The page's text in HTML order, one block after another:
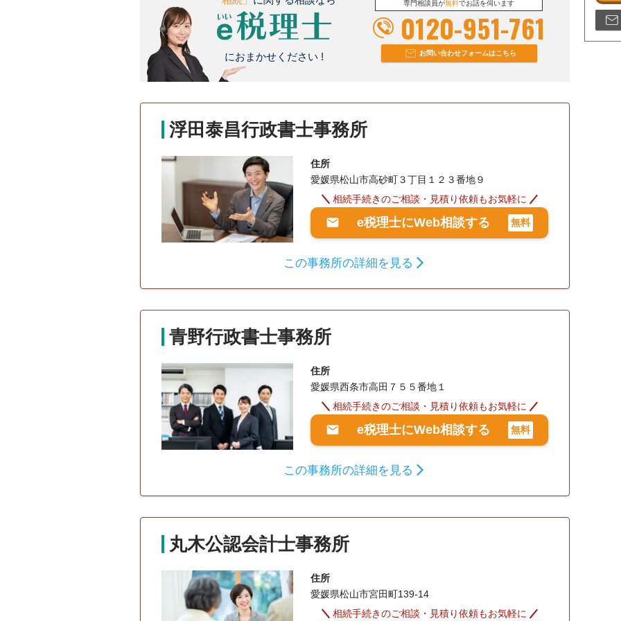
におまかせください !
専門相談員が無料でお話を伺います
0120-951-761
お問い合わせフォームはこちら
浮田泰昌行政書士事務所
住所
愛媛県松山市高砂町３丁目１２３番地９
相続手続きのご相談・見積り依頼もお気軽に
e税理士にWeb相談する 無料
この事務所の詳細を見る
青野行政書士事務所
住所
愛媛県西条市高田７５５番地１
相続手続きのご相談・見積り依頼もお気軽に
e税理士にWeb相談する 無料
この事務所の詳細を見る
丸木公認会計士事務所
住所
愛媛県松山市宮田町139-14
相続手続きのご相談・見積り依頼もお気軽に